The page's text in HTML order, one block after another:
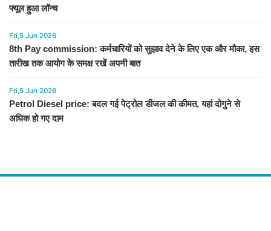
फ्यूल हुआ लॉन्च
Fri,5 Jun 2026
8th Pay commission: कर्मचारियों को सुझाव देने के लिए एक और मौका, इस
तारीख तक आयोग के समक्ष रखें अपनी बात
Fri,5 Jun 2026
Petrol Diesel price: बदल गई पेट्रोल डीजल की कीमत, यहां दोगुने से
अधिक हो गए दाम